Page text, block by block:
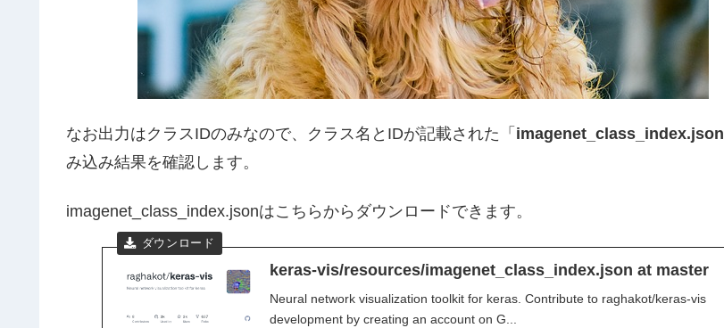
なお出力はクラスIDのみなので、クラス名とIDが記載された「 imagenet_class_index.json
み込み結果を確認します。
imagenet_class_index.jsonはこちらからダウンロードできます。
keras-vis/resources/imagenet_class_index.json at master
Neural network visualization toolkit for keras. Contribute to raghakot/keras-vis
development by creating an account on G...